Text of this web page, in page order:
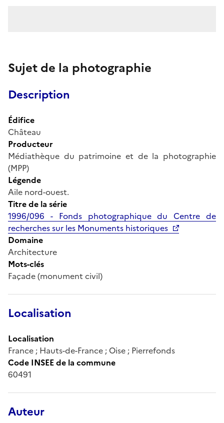
Sujet de la photographie
Description
Édifice
Château
Producteur
Médiathèque du patrimoine et de la photographie
(MPP)
Légende
Aile nord-ouest.
Titre de la série
1996/096 - Fonds photographique du Centre de
recherches sur les Monuments historiques
Domaine
Architecture
Mots-clés
Façade (monument civil)
Localisation
Localisation
France ; Hauts-de-France ; Oise ; Pierrefonds
Code INSEE de la commune
60491
Auteur